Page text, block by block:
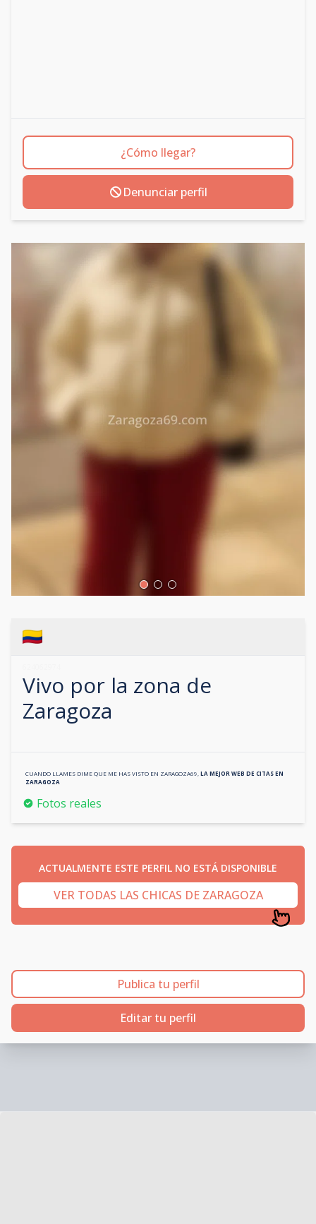
¿Cómo llegar?
Denunciar perfil
Vivo por la zona de
Zaragoza
CUANDO LLAMES DIME QUE ME HAS VISTO EN ZARAGOZA69,LA MEJOR WEB DE CITAS EN
ZARAGOZA
Fotos reales
ACTUALMENTE ESTE PERFIL NO ESTÁ DISPONIBLE
VER TODAS LAS CHICAS DE ZARAGOZA
Publica tu perfil
Editar tu perfil